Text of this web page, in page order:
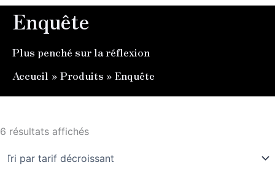
Enquête
Plus penché sur la réflexion
Accueil
Produits Enquête
6 résultats affichés